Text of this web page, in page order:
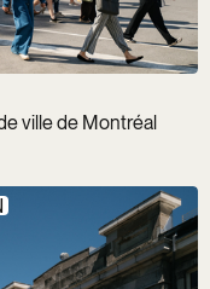
ville de Montréal